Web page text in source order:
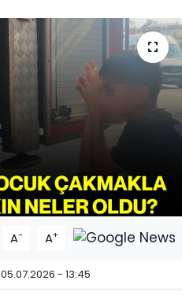
A- A+
05.07.2026 - 13:45